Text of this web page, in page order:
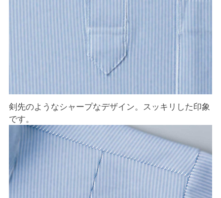
剣先のようなシャープなデザイン。スッキリした印象
です。